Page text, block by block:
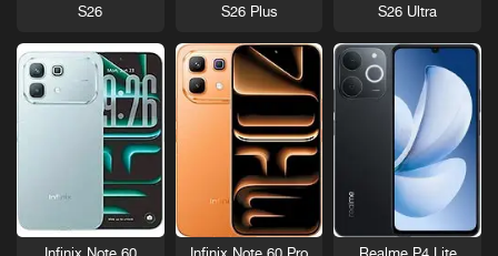
S26 Ultra
S26 Plus
S26